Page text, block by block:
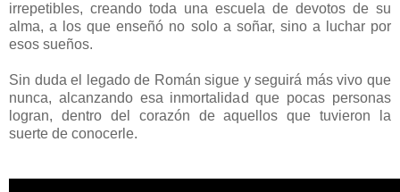
irrepetibles, creando toda una escuela de devotos de su
alma, a los que enseñó no solo a soñar, sino a luchar por
esos sueños.
Sin duda el legado de Román sigue y seguirá más vivo que
nunca, alcanzando esa inmortalidad que pocas personas
logran, dentro del corazón de aquellos que tuvieron la
suerte de conocerle.